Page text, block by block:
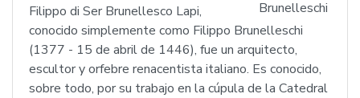
Filippo di Ser Brunellesco Lapi,
conocido simplemente como Filippo Brunelleschi
(1377 - 15 de abril de 1446), fue un arquitecto,
escultor y orfebre renacentista italiano. Es conocido,
sobre todo, por su trabajo en la cúpula de la Catedral